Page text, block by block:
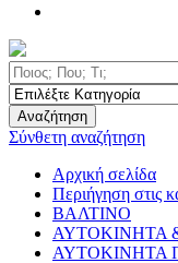
Αναζήτηση
Σύνθετη αναζήτηση
Αρχική σελίδα
Περιήγηση στις
ΒΑΛΤΙΝΟ
ΑΥΤΟΚΙΝΗΤΑ
ΑΥΤΟΚΙΝΗΤΑ